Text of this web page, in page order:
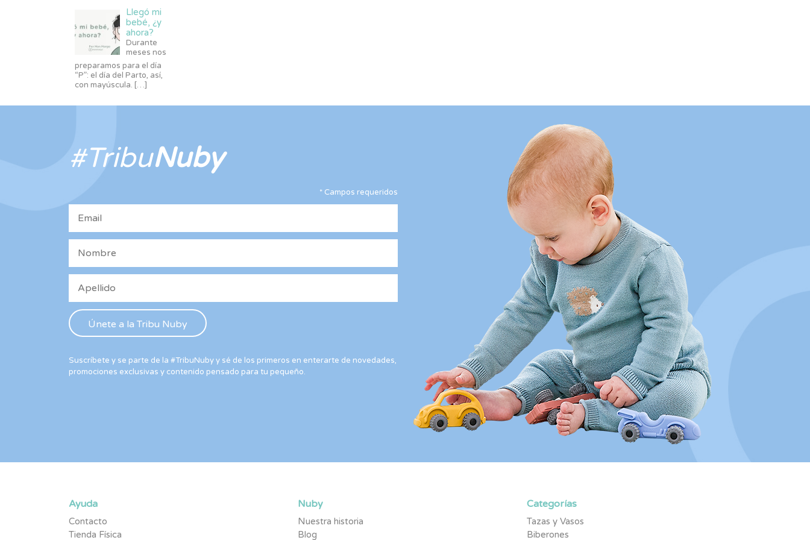
Llegó mi
bebé, ¿y
ahora?
Durante
meses nos
preparamos para el día
“P”: el día del Parto, así,
con mayúscula. […]
#TribuNuby
* Campos requeridos
Suscríbete y se parte de la #TribuNuby y sé de los primeros en enterarte de novedades,
promociones exclusivas y contenido pensado para tu pequeño.
Ayuda
Contacto
Tienda Física
Nuby
Nuestra historia
Blog
Categorías
Tazas y Vasos
Biberones